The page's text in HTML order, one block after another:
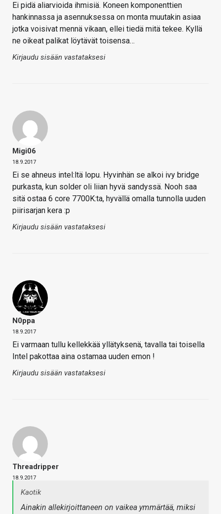
Ei pidä aliarvioida ihmisiä. Koneen komponenttien
hankinnassa ja asennuksessa on monta muutakin asiaa
jotka voisivat mennä vikaan, ellei tiedä mitä tekee. Kyllä
ne oikeat palikat löytävät toisensa…
Kirjaudu sisään vastataksesi
Migi06
18.9.2017
Ei se ahneus intel:ltä lopu. Hyvinhän se alkoi ivy bridge
purkasta, kun solder oli liian hyvä sandyssä. Nooh saa
sitä ostaa 6 core 7700K:ta, hyvällä omalla tunnolla uuden
piirisarjan kera :p
Kirjaudu sisään vastataksesi
N0ppa
18.9.2017
Ei varmaan tullu kellekkää yllätyksenä, tavalla tai toisella
Intel pakottaa aina ostamaa uuden emon !
Kirjaudu sisään vastataksesi
Threadripper
18.9.2017
Kaotik
Ainakin allekirjoittaneen on vaikea ymmärtää, miksi